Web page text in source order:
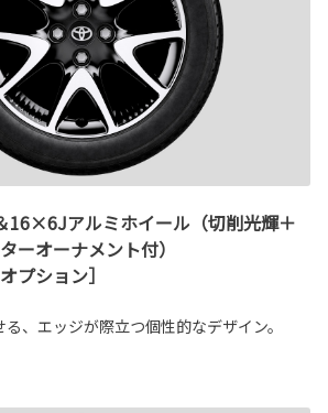
16×6Jアルミホイール（切削光輝＋
ーオーナメント付）
プション］
、エッジが際立つ個性的なデザイン。